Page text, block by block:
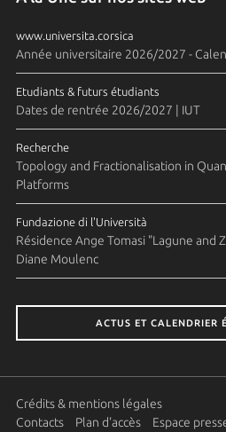
www.universita.corsica
Année universitaire 2026/2027 -
Etudiants & futurs étudiants
Dates de rentrée 2026/2027 | IUT
Recherche
Topology and Fractionalisation in
Platforms
Fundazione di l'Università
Résidence Ange Tomasi "Lagune and
Diane Moulenc
ACTUS ET CALENDRIER
Crédits & mentions légales
Contacts
Plan d'accès Espace